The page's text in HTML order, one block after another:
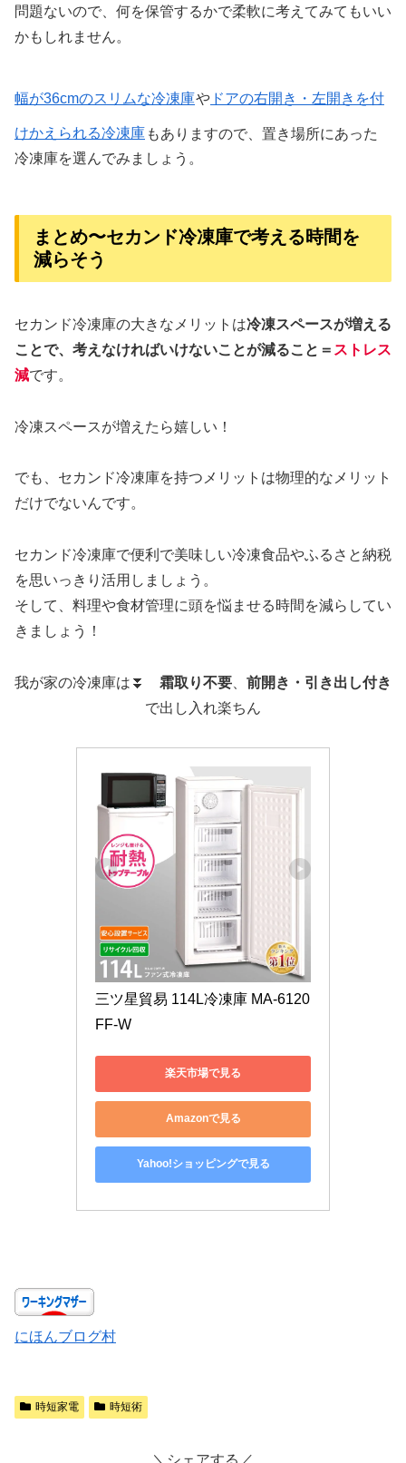
問題ないので、何を保管するかで柔軟に考えてみてもいい
かもしれません。
幅が36cmのスリムな冷凍庫や ドアの右開き・左開きを付
けかえられる冷凍庫 もありますので、置き場所にあった
冷凍庫を選んでみましょう。
まとめ〜セカンド冷凍庫で考える時間を
減らそう
セカンド冷凍庫の大きなメリットは冷凍スペースが増える
ことで、考えなければいけないことが減ること＝ ストレス
減です。
冷凍スペースが増えたら嬉しい！
でも、セカンド冷凍庫を持つメリットは物理的なメリット
だけでないんです。
セカンド冷凍庫で便利で美味しい冷凍食品やふるさと納税
を思いっきり活用しましょう。
そして、料理や食材管理に頭を悩ませる時間を減らしてい
きましょう！
我が家の冷凍庫は⏬ 霜取り不要
前開き・引き出し付き
で出し入れ楽ちん
三ツ星貿易 114L冷凍庫 MA-6120
FF-W
楽天市場で見る
Amazonで見る
Yahoo!ショッピングで見る
にほんブログ村
時短家電 時短術